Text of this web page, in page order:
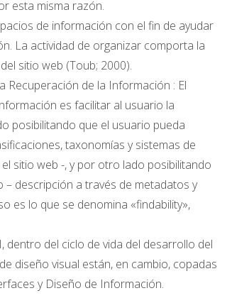
esta misma razón.
de información con el fin de ayudar
La actividad de organizar comporta la
sitio web (Toub; 2000).
Recuperación de la Información : El
es facilitar al usuario la
posibilitando que el usuario pueda
taxonomías y sistemas de
sitio web -, y por otro lado posibilitando
descripción a través de metadatos y
es lo que se denomina «findability»,
dentro del ciclo de vida del desarrollo del
diseño visual están, en cambio, copadas
y Diseño de Información.